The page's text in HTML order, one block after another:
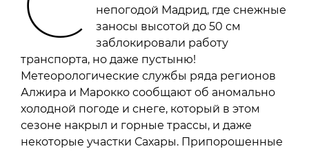
непогодой Мадрид, где снежные
заносы высотой до 50 см
заблокировали работу
транспорта, но даже пустыню!
Метеорологические службы ряда регионов
Алжира и Марокко сообщают об аномально
холодной погоде и снеге, который в этом
сезоне накрыл и горные трассы, и даже
некоторые участки Сахары. Припорошенные